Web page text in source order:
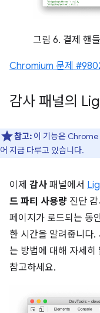
그림 6. 결제 핸
Chromium 문제
감사 패널의
참고: 이 기능은 Chrome
어 지금 다루고 있습니다.
이제 감사 패널에서
드 파티 사용량 진단
페이지가 로드되는 동
한 시간을 알려줍니다.
는 방법에 대해 자세히
참고하세요.